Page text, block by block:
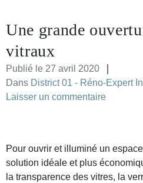
Une grande
vitraux
Publié le 27 avril 2020
Dans District 01 - Réno-Expert
Laisser un commentaire
Pour ouvrir et illuminé un
solution idéale et plus
la transparence des vitres, la